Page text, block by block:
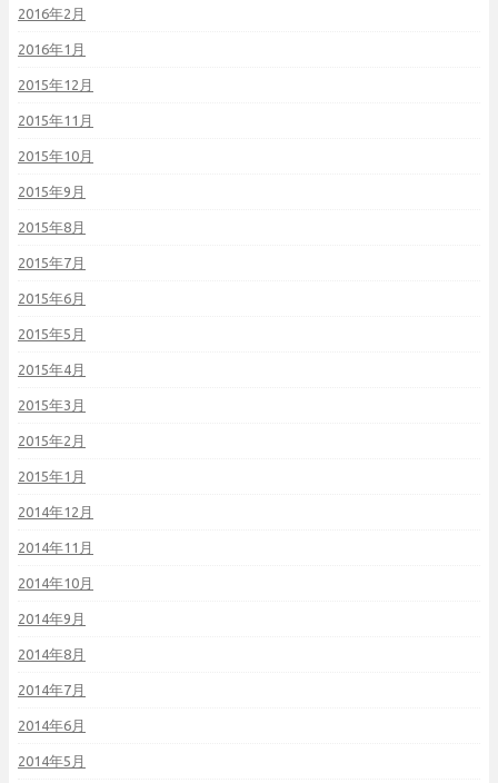
2016年2月
2016年1月
2015年12月
2015年11月
2015年10月
2015年9月
2015年8月
2015年7月
2015年6月
2015年5月
2015年4月
2015年3月
2015年2月
2015年1月
2014年12月
2014年11月
2014年10月
2014年9月
2014年8月
2014年7月
2014年6月
2014年5月